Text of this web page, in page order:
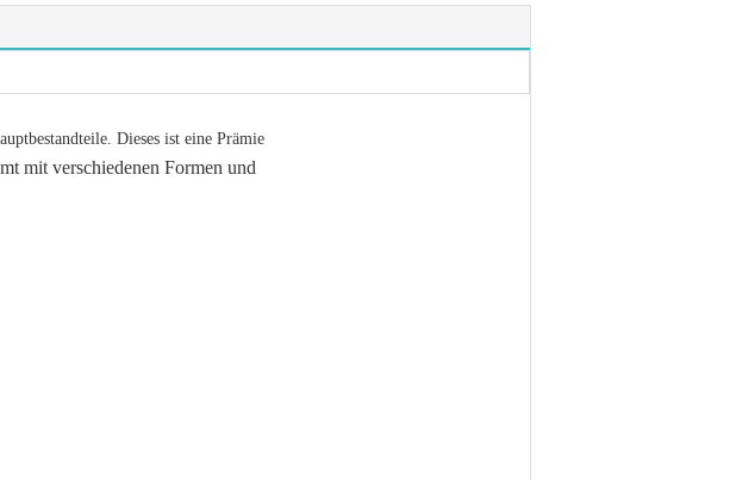
Dieses ist eine Prämie
mit verschiedenen Formen und